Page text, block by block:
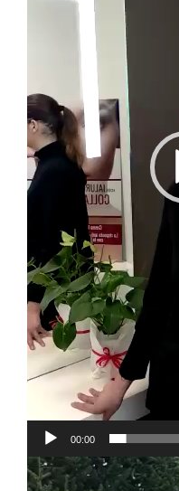
00:00
Video